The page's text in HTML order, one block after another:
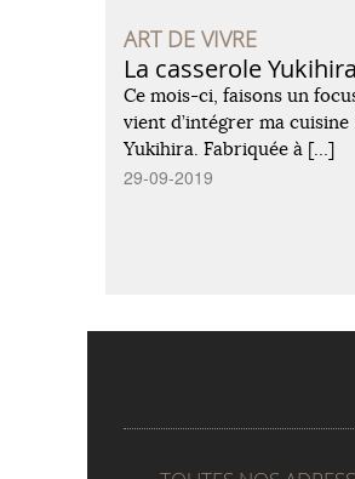
ART DE VIVRE
La casserole Yukihira
Ce mois-ci, faisons un
vient d’intégrer ma cuisine
Yukihira. Fabriquée à […]
29-09-2019